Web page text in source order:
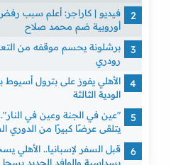
فيديو | كاراجر: أعلم سبب رفض
أوروبية ضم محمد صلاح
برشلونة يحسم موقفه من
رودري
الأهلي يفوز على بترول أسيوط
الودية الثالثة
"عين في الجنة وعين في
يتلقى عرضًا كبيرًا من الدوري
قبل السفر لإسبانيا.. الأهلي
بسداسية والوافد الجديد